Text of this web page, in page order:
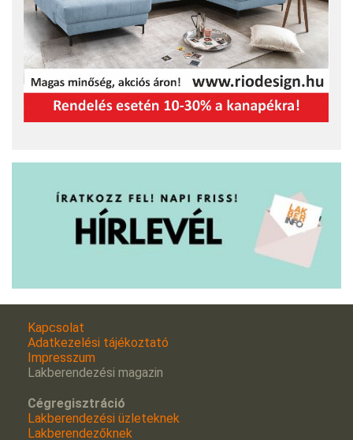
Kapcsolat
Adatkezelési tájékoztató
Impresszum
Lakberendezési magazin
Cégregisztráció
Lakberendezési üzleteknek
Lakberendezőknek